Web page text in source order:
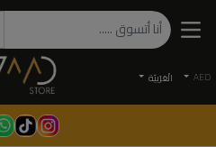
AED الْعَرَبيّة